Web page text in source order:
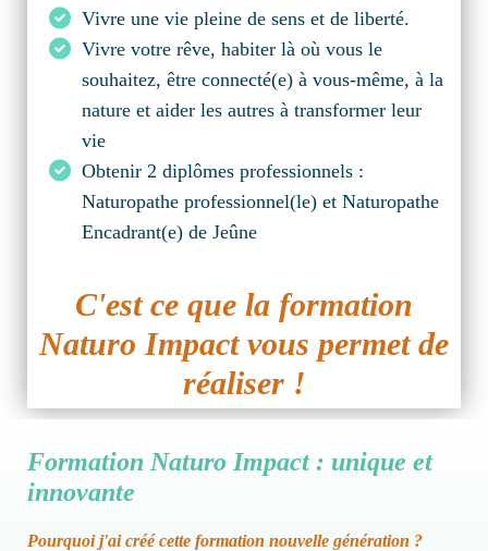
Vivre une vie pleine de sens et de liberté.
Vivre votre rêve, habiter là où vous le
souhaitez, être connecté(e) à vous-même, à la
nature et aider les autres à transformer leur
vie
Obtenir 2 diplômes professionnels :
Naturopathe professionnel(le) et Naturopathe
Encadrant(e) de Jeûne
C'est ce que la formation
Naturo Impact vous permet de
réaliser !
Formation Naturo Impact : unique et
innovante
Pourquoi j'ai créé cette formation nouvelle génération ?